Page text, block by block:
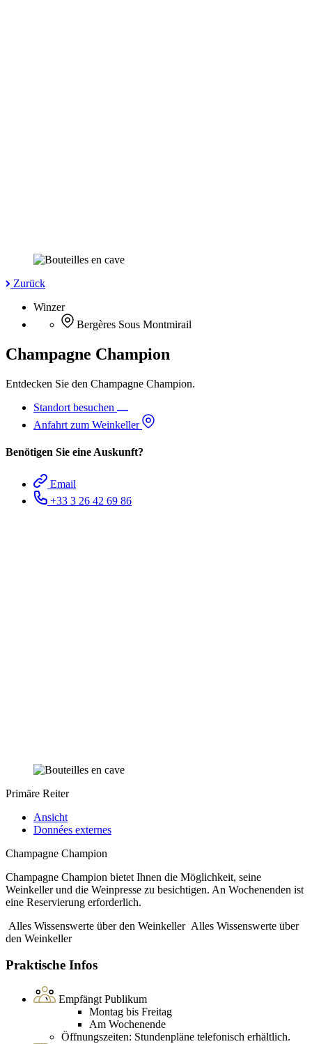
Zurück
Winzer
Bergères Sous Montmirail
Champagne Champion
Entdecken Sie den Champagne Champion.
Standort besuchen
Anfahrt zum Weinkeller
Benötigen Sie eine Auskunft?
Email
+33 3 26 42 69 86
Primäre Reiter
Ansicht
Données externes
Champagne Champion
Champagne Champion bietet Ihnen die Möglichkeit, seine
Weinkeller und die Weinpresse zu besichtigen. An Wochenenden ist
eine Reservierung erforderlich.
Alles Wissenswerte über den Weinkeller Alles Wissenswerte über
den Weinkeller
Praktische Infos
Empfängt Publikum
Montag bis Freitag
Am Wochenende
Öffnungszeiten: Stundenpläne telefonisch erhältlich.